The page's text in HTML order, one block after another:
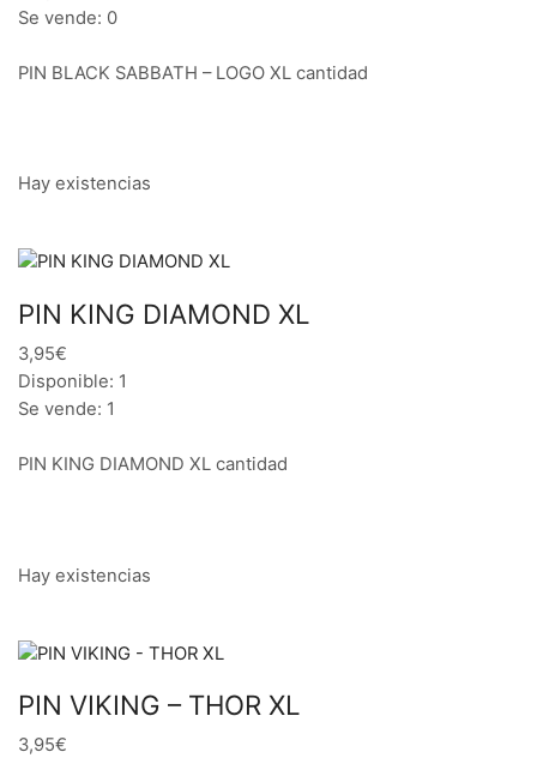
Se vende: 0
PIN BLACK SABBATH – LOGO XL cantidad
Hay existencias
PIN KING DIAMOND XL
3,95€
Disponible: 1
Se vende: 1
PIN KING DIAMOND XL cantidad
Hay existencias
PIN VIKING – THOR XL
3,95€